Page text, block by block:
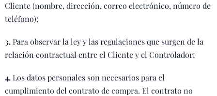
Cliente (nombre, dirección, correo electrónico, número de
teléfono);
3.Para observar la ley y las regulaciones que surgen de la
relación contractual entre el Cliente y el Controlador;
4.Los datos personales son necesarios para el
cumplimiento del contrato de compra. El contrato no